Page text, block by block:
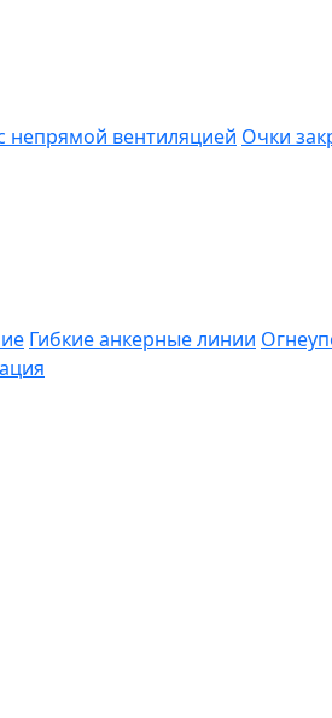
непрямой вентиляцией Очки
Гибкие анкерные линии